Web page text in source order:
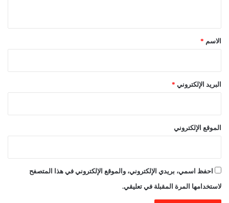
*الاسم *
البريد الإلكتروني *
الموقع الإلكتروني
احفظ اسمي، بريدي الإلكتروني، والموقع الإلكتروني في هذا المتصفح
لاستخدامها المرة المقبلة في تعليقي.